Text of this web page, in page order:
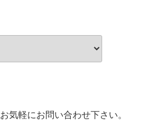
お気軽にお問い合わせ下さい。